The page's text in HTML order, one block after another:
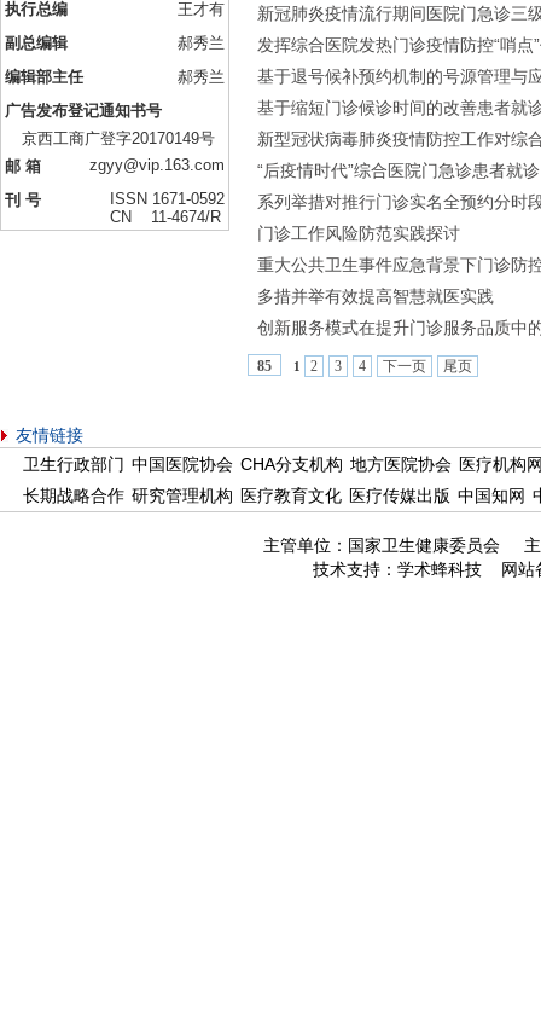
执行总编
王才有
副总编辑
郝秀兰
编辑部主任
郝秀兰
广告发布登记通知书号
京西工商广登字20170149号
邮 箱
zgyy@vip.163.com
刊 号
ISSN 1671-0592
CN 11-4674/R
新冠肺炎疫情流行期间医院门急诊三
发挥综合医院发热门诊疫情防控“哨点
基于退号候补预约机制的号源管理与
基于缩短门诊候诊时间的改善患者就
新型冠状病毒肺炎疫情防控工作对综
“后疫情时代”综合医院门急诊患者就
系列举措对推行门诊实名全预约分时
门诊工作风险防范实践探讨
重大公共卫生事件应急背景下门诊防
多措并举有效提高智慧就医实践
创新服务模式在提升门诊服务品质中
85 1 2 3 4 下一页 尾页
友情链接
卫生行政部门 中国医院协会 CHA分支机构 地方医院协会 医疗机构
长期战略合作 研究管理机构 医疗教育文化 医疗传媒出版 中国知网
主管单位：国家卫生健康委员会
技术支持：学术蜂科技 网站